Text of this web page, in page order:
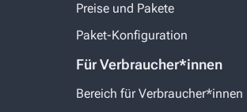
Preise und Pakete
Paket-Konfiguration
Für Verbraucher*innen
Bereich für Verbraucher*innen